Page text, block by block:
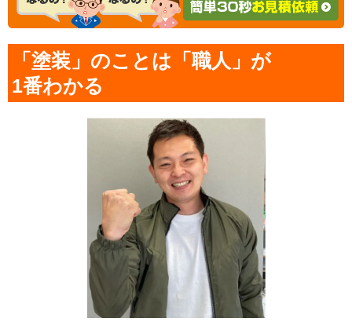
「塗装」のことは「職人」が
1番わかる